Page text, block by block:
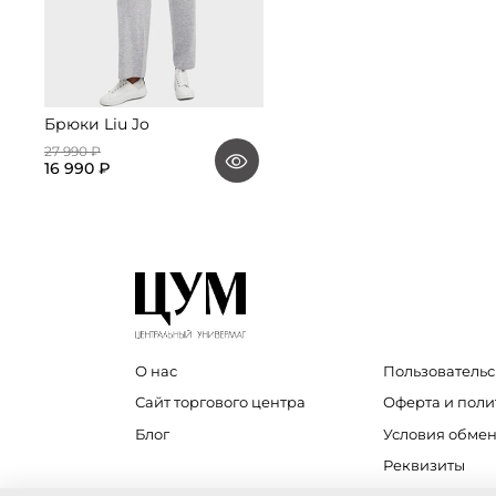
Брюки Liu Jo
27 990 ₽
16 990 ₽
О нас
Сайт торгового центра
Блог
Оферта и
Условия
Реквизиты